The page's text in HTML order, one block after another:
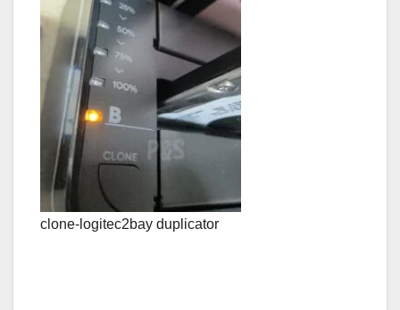
clone-logitec2bay duplicator